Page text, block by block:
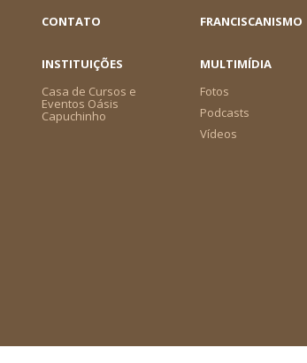
CONTATO FRANCISCANISMO
INSTITUIÇÕES
Casa de Cursos e
Eventos Oásis
Capuchinho
MULTIMÍDIA
Fotos
Podcasts
Vídeos